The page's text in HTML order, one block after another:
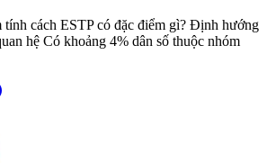
cách ESTP có đặc điểm gì? Định hướng
hệ Có khoảng 4% dân số thuộc nhóm